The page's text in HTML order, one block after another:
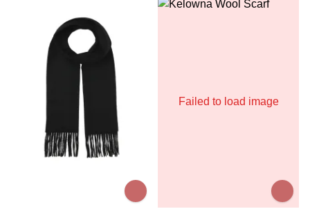
Failed to load image